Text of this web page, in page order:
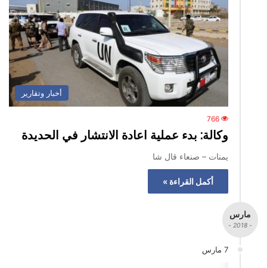
أخبار وتقارير
766
وكالة: بدء عملية اعادة الانتشار في الحديدة
يمنات – صنعاء قال شا
أكمل القراءة »
مارس
- 2018 -
7 مارس